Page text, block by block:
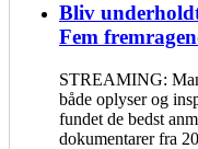
Bliv
Fem
STREAMING:
både oplyser og
fundet de bedst
dokumentarer fra